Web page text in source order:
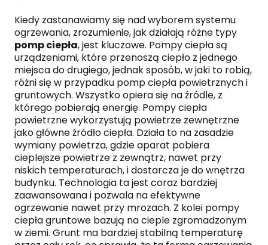
Kiedy zastanawiamy się nad wyborem systemu
ogrzewania, zrozumienie, jak działają różne typy
pomp ciepła, jest kluczowe. Pompy ciepła są
urządzeniami, które przenoszą ciepło z jednego
miejsca do drugiego, jednak sposób, w jaki to robią,
różni się w przypadku pomp ciepła powietrznych i
gruntowych. Wszystko opiera się na źródle, z
którego pobierają energię. Pompy ciepła
powietrzne wykorzystują powietrze zewnętrzne
jako główne źródło ciepła. Działa to na zasadzie
wymiany powietrza, gdzie aparat pobiera
cieplejsze powietrze z zewnątrz, nawet przy
niskich temperaturach, i dostarcza je do wnętrza
budynku. Technologia ta jest coraz bardziej
zaawansowana i pozwala na efektywne
ogrzewanie nawet przy mrozach. Z kolei pompy
ciepła gruntowe bazują na cieple zgromadzonym
w ziemi. Grunt ma bardziej stabilną temperaturę